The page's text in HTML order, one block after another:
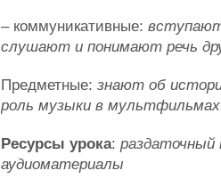
– коммуникативные:
слушают и понимают речь
Предметные: знают об
роль музыки в
Ресурсы урока: раздаточный
аудиоматериалы